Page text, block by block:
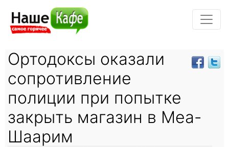
Ортодоксы оказали
сопротивление
полиции при попытке
закрыть магазин в Меа-
Шаарим